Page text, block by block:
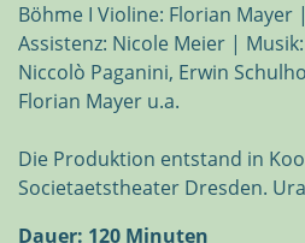
Böhme I Violine: Florian
Assistenz: Nicole Meier |
Niccolò Paganini, Erwin
Florian Mayer u.a.
Die Produktion entstand in
Societaetstheater Dresden.
Dauer: 120 Minuten